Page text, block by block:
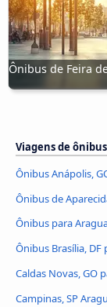
Ônibus de Feira
Viagens de
Ônibus Anápolis,
Ônibus de
Ônibus para
Ônibus Brasília, DF
Caldas Novas, GO
Campinas, SP